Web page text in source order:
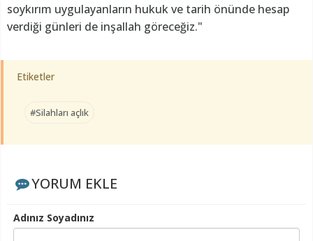
soykırım uygulayanların hukuk ve tarih önünde hesap
verdiği günleri de inşallah göreceğiz."
Etiketler
#Silahları açlık
YORUM EKLE
Adınız Soyadınız